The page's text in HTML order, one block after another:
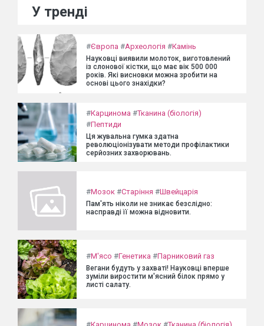
У тренді
#Європа #Археологія #Камінь
Науковці виявили молоток, виготовлений
із слонової кістки, що має вік 500 000
років. Які висновки можна зробити на
основі цього знахідки?
#Карцинома #Тканина (біологія)
#Пептиди
Ця жувальна гумка здатна
революціонізувати методи профілактики
серйозних захворювань.
#Мозок #Старіння #Швейцарія
Пам'ять ніколи не зникає безслідно:
насправді її можна відновити.
#М'ясо #Генетика #Парниковий газ
Вегани будуть у захваті! Науковці вперше
зуміли виростити м'ясний білок прямо у
листі салату.